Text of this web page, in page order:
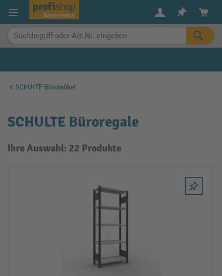
springen
SCHULTE Büromöbel
SCHULTE Büroregale
Ihre Auswahl: 22 Produkte